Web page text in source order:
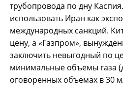
трубопровода по дну
использовать Иран как
международных санкций.
цену, а «Газпром»,
заключить невыгодный по
минимальные объемы газа
оговоренных объемах в 30